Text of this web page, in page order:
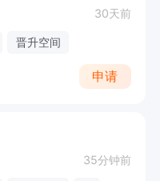
30天前
晋升空间
申请
35分钟前